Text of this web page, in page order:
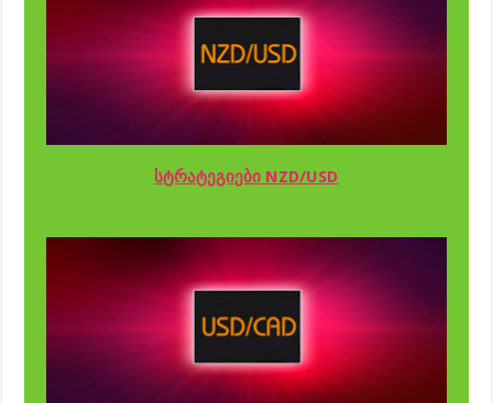
სტრატეგიები NZD/USD